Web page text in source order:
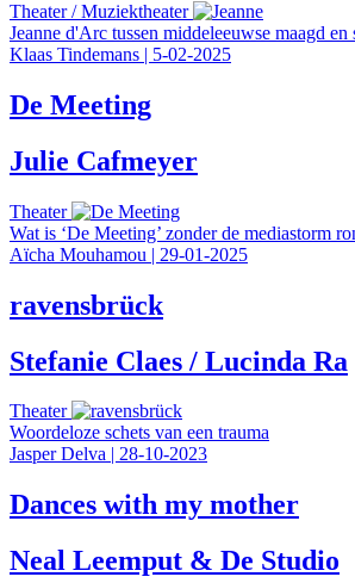
Theater /Muziektheater
Jeanne d'Arc tussen middeleeuwse maagd en
Klaas Tindemans | 5-02-2025
De Meeting
Julie Cafmeyer
Theater
Wat is ‘De Meeting’ zonder de mediastorm
Aïcha Mouhamou | 29-01-2025
ravensbrück
Stefanie Claes / Lucinda Ra
Theater
Woordeloze schets van een trauma
Jasper Delva
28-10-2023
Dances with my mother
Neal Leemput & De Studio